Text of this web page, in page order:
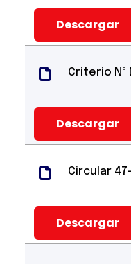
Descargar
Criterio Nº
Descargar
Circular
Descargar